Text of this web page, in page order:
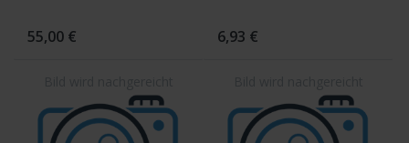
55,00 € 6,93 €